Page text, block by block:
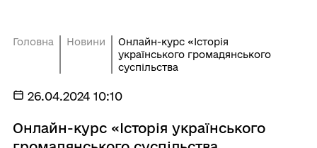
Головна Новини
Онлайн-курс «Історія
українського громадянського
суспільства
26.04.2024 10:10
Онлайн-курс «Історія українського